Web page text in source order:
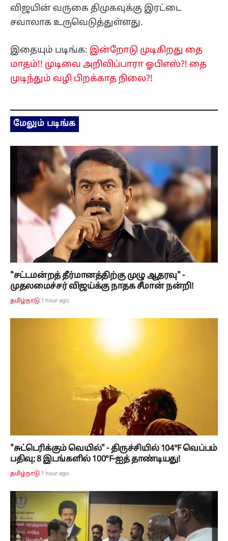
விஜயின் வருகை திமுகவுக்கு இரட்டை
சவாலாக உருவெடுத்துள்ளது.
இதையும் படிங்க: இன்றோடு முடிகிறது தை
மாதம்!! முடிவை அறிவிப்பாரா ஓபிஎஸ்?! தை
முடிந்தும் வழி பிறக்காத நிலை?!
மேலும் படிங்க
"சட்டமன்றத் தீர்மானத்திற்கு முழு ஆதரவு" -
முதலமைச்சர் விஜய்க்கு நாதக சீமான் நன்றி!
தமிழ்நாடு 1 hour ago
"சுட்டெரிக்கும் வெயில்" - திருச்சியில் 104°F வெப்பம்
பதிவு; 8 இடங்களில் 100°F-ஐத் தாண்டியது!
தமிழ்நாடு 1 hour ago